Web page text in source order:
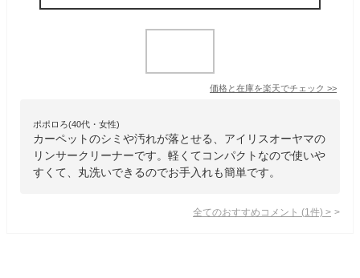
価格と在庫を楽天でチェック >>
ポポロろ(40代・女性)
カーペットのシミや汚れが落とせる、アイリスオーヤマの
リンサークリーナーです。軽くてコンパクトなので使いや
すくて、丸洗いできるのでお手入れも簡単です。
全てのおすすめコメント (1 件) >